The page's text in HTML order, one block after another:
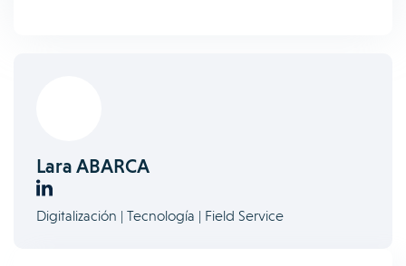
Lara ABARCA
Digitalización | Tecnología | Field Service